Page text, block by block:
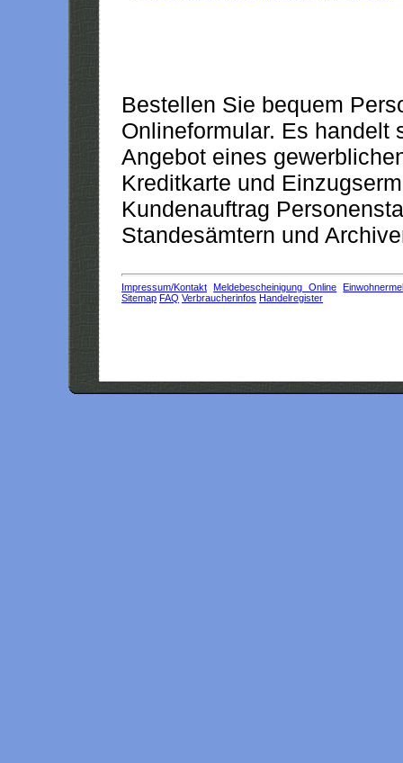
Bestellen Sie bequem
Onlineformular. Es handelt
Angebot eines
Kreditkarte und
Kundenauftrag
Standesämtern und
Impressum/Kontakt Meldebescheinigung Online
Sitemap FAQ Verbraucherinfos Handelregister